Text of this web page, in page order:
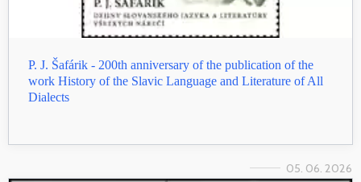
P. J. Šafárik - 200th anniversary of the publication of the
work History of the Slavic Language and Literature of All
Dialects
05. 06. 2026